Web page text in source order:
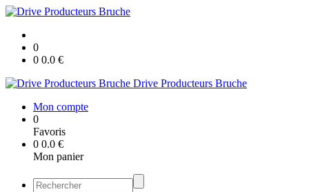
0
0 0.0 €
Drive Producteurs Bruche
Mon compte
0
Favoris
0 0.0 €
Mon panier